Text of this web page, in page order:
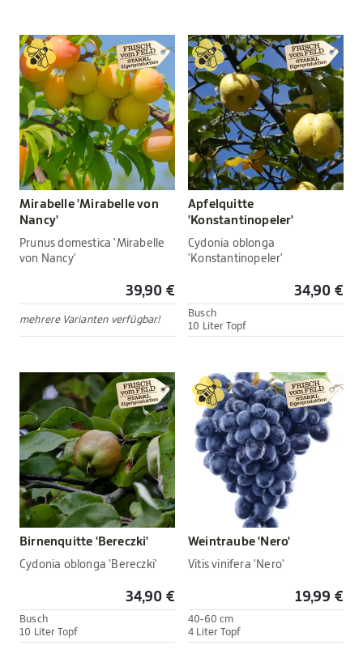
Mirabelle 'Mirabelle von
Nancy'
Prunus domestica 'Mirabelle
von Nancy'
39,90 €
mehrere Varianten verfügbar!
Apfelquitte
'Konstantinopeler'
Cydonia oblonga
'Konstantinopeler'
34,90 €
Busch
10 Liter Topf
Birnenquitte 'Bereczki'
Cydonia oblonga 'Bereczki'
34,90 €
Busch
10 Liter Topf
Weintraube 'Nero'
Vitis vinifera 'Nero'
19,99 €
40-60 cm
4 Liter Topf